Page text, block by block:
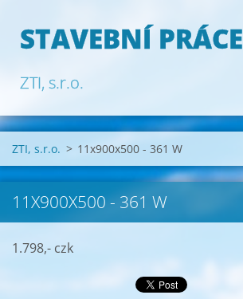
STAVEBNÍ PRÁCE
ZTI, s.r.o.
ZTI, s.r.o. > 11x900x500 - 361 W
11X900X500 - 361 W
1.798,- czk